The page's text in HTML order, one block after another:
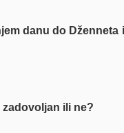
danu do Dženneta
ili ne?